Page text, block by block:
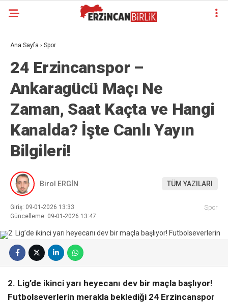
Ana Sayfa › Spor
24 Erzincanspor –
Ankaragücü Maçı Ne
Zaman, Saat Kaçta ve Hangi
Kanalda? İşte Canlı Yayın
Bilgileri!
Birol ERGİN TÜM YAZILARI
Giriş: 09-01-2026 13:33
Güncelleme: 09-01-2026 13:47
Spor
2. Lig’de ikinci yarı heyecanı dev bir maçla başlıyor!
Futbolseverlerin merakla beklediği 24 Erzincanspor